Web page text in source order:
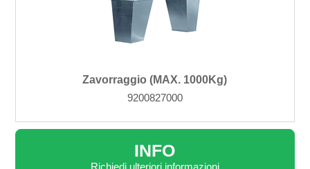
Zavorraggio (MAX. 1000Kg)
9200827000
INFO
Richiedi ulteriori informazioni